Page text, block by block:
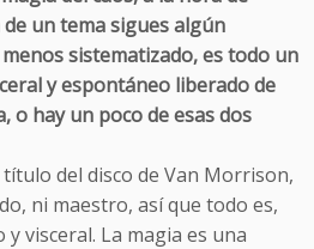
un tema sigues algún
sistematizado, es todo un
y espontáneo liberado de
o hay un poco de esas dos
del disco de Van Morrison,
ni maestro, así que todo es,
visceral. La magia es una